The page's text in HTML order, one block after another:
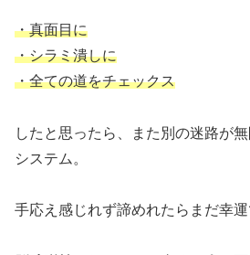
・真面目に
・シラミ潰しに
・全ての道をチェックス
したと思ったら、また別の迷路が
システム。
手応え感じれず諦めれたらまだ幸